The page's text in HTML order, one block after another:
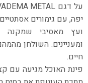
יפה, עם גימורים
ועץ מאסיבי שמקנה
ומעניינים. השולחן
חיים.